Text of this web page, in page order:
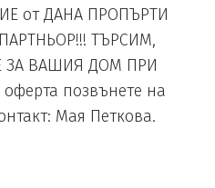
от ДАНА ПРОПЪРТИ
ТЪРСИМ,
ЗА ВАШИЯ ДОМ ПРИ
позвънете на
Мая Петкова.